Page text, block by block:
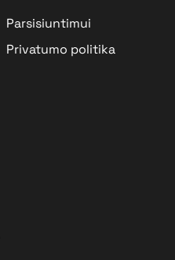
Parsisiuntimui
Privatumo politika